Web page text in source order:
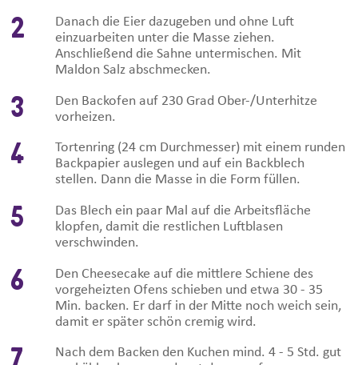
2
Danach die Eier dazugeben und ohne Luft
einzuarbeiten unter die Masse ziehen.
Anschließend die Sahne untermischen. Mit
Maldon Salz abschmecken.
3
Den Backofen auf 230 Grad Ober-/Unterhitze
vorheizen.
4
Tortenring (24 cm Durchmesser) mit einem runden
Backpapier auslegen und auf ein Backblech
stellen. Dann die Masse in die Form füllen.
5
Das Blech ein paar Mal auf die Arbeitsfläche
klopfen, damit die restlichen Luftblasen
verschwinden.
6
Den Cheesecake auf die mittlere Schiene des
vorgeheizten Ofens schieben und etwa 30 - 35
Min. backen. Er darf in der Mitte noch weich sein,
damit er später schön cremig wird.
7
Nach dem Backen den Kuchen mind. 4 - 5 Std. gut